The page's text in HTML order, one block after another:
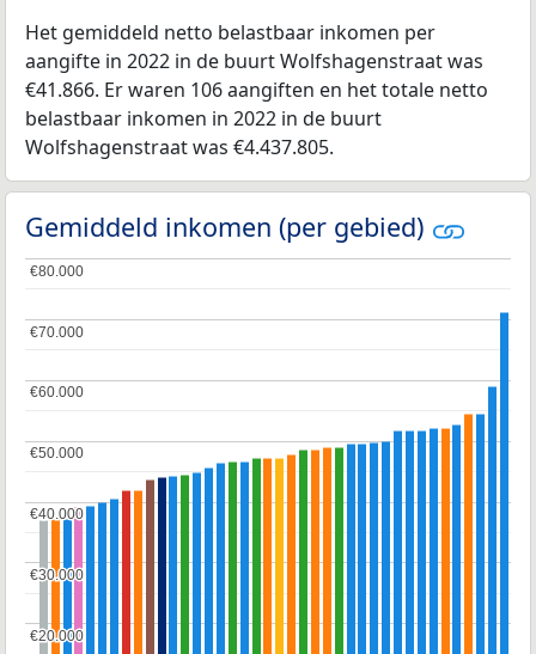
Het gemiddeld netto belastbaar inkomen per
aangifte in 2022 in de buurt Wolfshagenstraat was
€41.866. Er waren 106 aangiften en het totale netto
belastbaar inkomen in 2022 in de buurt
Wolfshagenstraat was €4.437.805.
Gemiddeld inkomen (per gebied)
€20.000
€20.000
€30.000
€30.000
€40.000
€40.000
€50.000
€50.000
€60.000
€60.000
€70.000
€70.000
€80.000
€80.000